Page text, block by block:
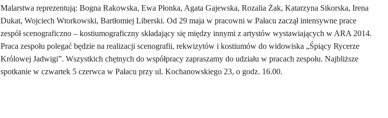
Malarstwa reprezentują: Bogna Rakowska, Ewa Płonka, Agata Gajewska, Rozalia Żak, Katarzyna Sikorska, Irena
Dukat, Wojciech Wtorkowski, Bartłomiej Liberski. Od 29 maja w pracowni w Pałacu zaczął intensywne prace
zespół scenograficzno – kostiumograficzny składający się między innymi z artystów wystawiających w ARA 2014.
Praca zespołu polegać będzie na realizacji scenografii, rekwizytów i kostiumów do widowiska „Śpiący Rycerze
Królowej Jadwigi”. Wszystkich chętnych do współpracy zapraszamy do udziału w pracach zespołu. Najbliższe
spotkanie w czwartek 5 czerwca w Pałacu przy ul. Kochanowskiego 23, o godz. 16.00.